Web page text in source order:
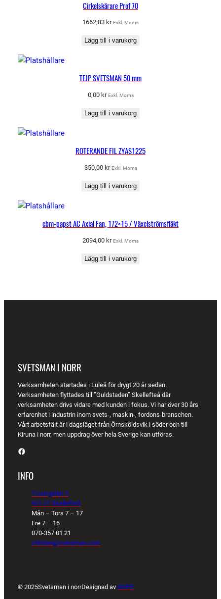
Cirkelskärare Prof 70
1662,83 kr Exkl. Moms
Lägg till i varukorg
TEJP SVETSMAN 50 mm
0,00 kr Exkl. Moms
Lägg till i varukorg
ROTERANDE FIL ZYAS1225
350,00 kr Exkl. Moms
Lägg till i varukorg
ebm-papst AC Axial Fan, 172×15 / Växelströmsfläkt
2094,00 kr Exkl. Moms
Lägg till i varukorg
SVETSMAN I NORR
Verksamheten startades i Luleå för drygt 20 år sedan.
Verksamheten flyttades till ”Guldstaden” Skellefteå där
verksamheten drivs vidare med kunden i fokus. Vi har över 30 års
erfarenhet i industrin inom svets-, maskin-, fordons-branschen.
Vårt arbetsfält är i dagsläget från Örnsköldsvik i söder och till
Kiruna i norr, men uppdrag över hela Sverige kan utföras.
Facebook
INFO
Truckgatan 1,
931 27 Skellefteå
Mån – Tors 7 – 17
Fre 7 – 16
070-357 01 21
christer@svetsman.com
© 2025Svetsman i norrDesignad av SNPS